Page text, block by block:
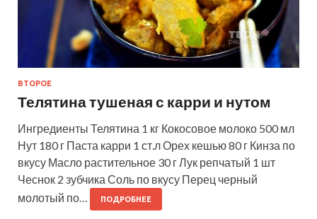
ВТОРОЕ
Телятина тушеная с карри и нутом
Ингредиенты Телятина 1 кг Кокосовое молоко 500 мл
Нут 180 г Паста карри 1 ст.л Орех кешью 80 г Кинза по
вкусу Масло растительное 30 г Лук репчатый 1 шт
Чеснок 2 зубчика Соль по вкусу Перец черный
молотый по…
ПОДРОБНЕЕ